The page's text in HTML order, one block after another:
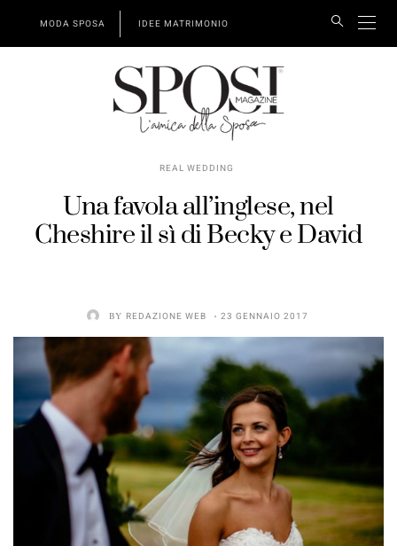
MODA SPOSA IDEE MATRIMONIO
REAL WEDDING
Una favola all’inglese, nel
Cheshire il sì di Becky e David
BY REDAZIONE WEB 23 GENNAIO 2017